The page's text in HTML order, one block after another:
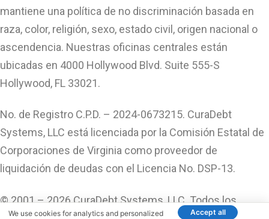
mantiene una política de no discriminación basada en
raza, color, religión, sexo, estado civil, origen nacional o
ascendencia. Nuestras oficinas centrales están
ubicadas en 4000 Hollywood Blvd. Suite 555-S
Hollywood, FL 33021.
No. de Registro C.P.D. – 2024-0673215. CuraDebt
Systems, LLC está licenciada por la Comisión Estatal de
Corporaciones de Virginia como proveedor de
liquidación de deudas con el Licencia No. DSP-13.
© 2001 – 2026 CuraDebt Systems, LLC. Todos los
We use cookies for analytics and personalized
Accept all